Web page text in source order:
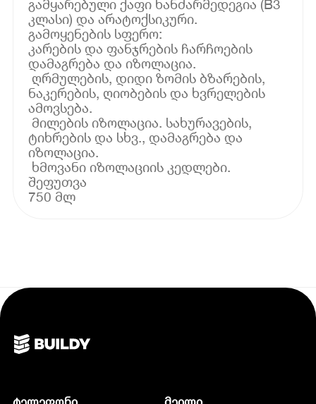
გამყარებული ქაფი ხანძარმედეგია (B3
კლასი) და არატოქსიკური.
გამოყენების სფერო:
კარების და ფანჯრების ჩარჩოების
დამაგრება და იზოლაცია.
ღრმულების, დიდი ზომის ბზარების,
ნაკერების, ღიობების და ხვრელების
ამოვსება.
მილების იზოლაცია. სახურავების,
ტიხრების და სხვ., დამაგრება და
იზოლაცია.
ხმოვანი იზოლაციის კედლები.
შეფუთვა
750 მლ